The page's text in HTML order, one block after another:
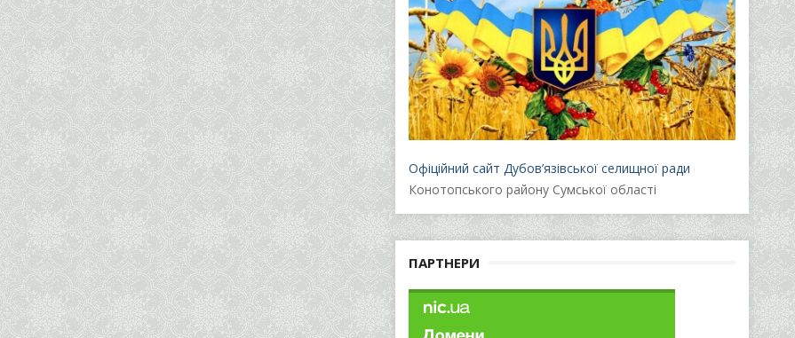
Офіційний сайт Дубов’язівської селищної ради
Конотопського району Сумської області
ПАРТНЕРИ